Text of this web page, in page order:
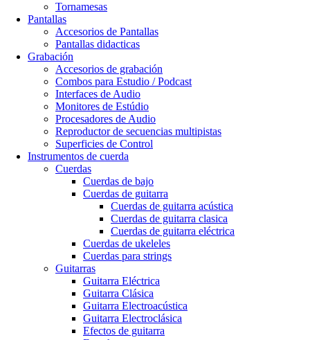
Tornamesas
Pantallas
Accesorios de Pantallas
Pantallas didacticas
Grabación
Accesorios de grabación
Combos para Estudio / Podcast
Interfaces de Audio
Monitores de Estúdio
Procesadores de Audio
Reproductor de secuencias multipistas
Superficies de Control
Instrumentos de cuerda
Cuerdas
Cuerdas de bajo
Cuerdas de guitarra
Cuerdas de guitarra acústica
Cuerdas de guitarra clasica
Cuerdas de guitarra eléctrica
Cuerdas de ukeleles
Cuerdas para strings
Guitarras
Guitarra Eléctrica
Guitarra Clásica
Guitarra Electroacústica
Guitarra Electroclásica
Efectos de guitarra